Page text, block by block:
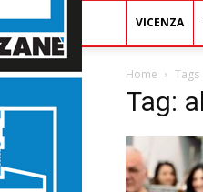
VICENZA
Home Tags
Tag: